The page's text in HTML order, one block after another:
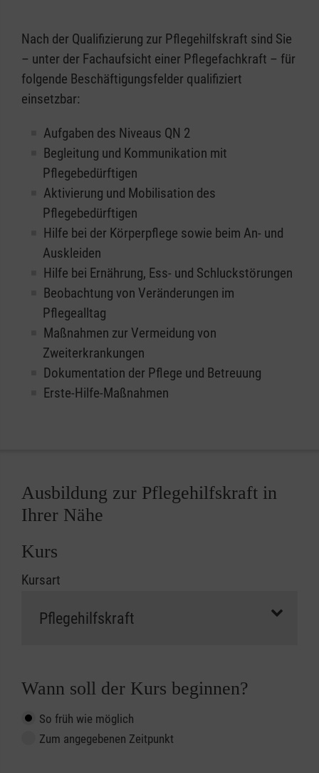
Nach der Qualifizierung zur Pflegehilfskraft sind Sie
– unter der Fachaufsicht einer Pflegefachkraft – für
folgende Beschäftigungsfelder qualifiziert
einsetzbar:
Aufgaben des Niveaus QN 2
Begleitung und Kommunikation mit
Pflegebedürftigen
Aktivierung und Mobilisation des
Pflegebedürftigen
Hilfe bei der Körperpflege sowie beim An- und
Auskleiden
Hilfe bei Ernährung, Ess- und Schluckstörungen
Beobachtung von Veränderungen im
Pflegealltag
Maßnahmen zur Vermeidung von
Zweiterkrankungen
Dokumentation der Pflege und Betreuung
Erste-Hilfe-Maßnahmen
Ausbildung zur Pflegehilfskraft in
Ihrer Nähe
Kurs
Kursart
Wann soll der Kurs beginnen?
So früh wie möglich
Zum angegebenen Zeitpunkt